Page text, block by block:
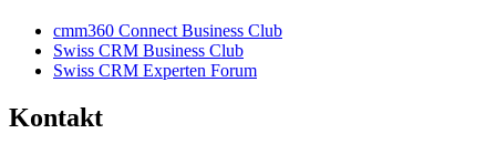
cmm360 Connect Business Club
Swiss CRM Business Club
Swiss CRM Experten Forum
Kontakt